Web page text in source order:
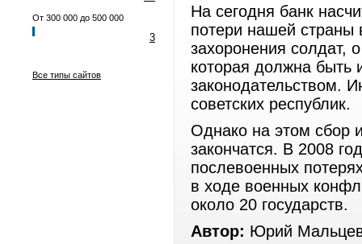
От 300 000 до 500 000
3
Все типы сайтов
На сегодня банк
потери нашей
захоронения солдат,
которая должна быть
законодательством.
советских республик.
Однако на этом сбор
закончатся. В 2008
послевоенных
в ходе военных
около 20 государств.
Автор: Юрий